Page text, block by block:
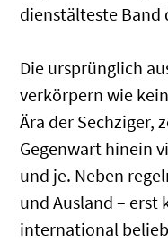
dienstälteste Band
Die ursprünglich
verkörpern wie
Ära der Sechziger,
Gegenwart hinein
und je. Neben
und Ausland – erst
international